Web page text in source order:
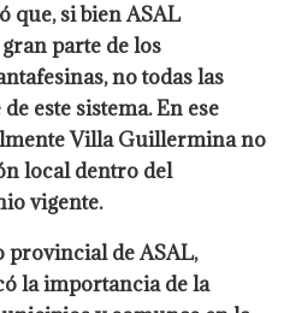
que, si bien ASAL
parte de los
no todas las
este sistema. En ese
Villa Guillermina no
local dentro del
vigente.
provincial de ASAL,
la importancia de la